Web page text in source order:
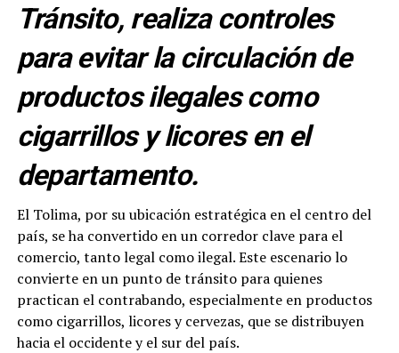
Tránsito, realiza controles
para evitar la circulación de
productos ilegales como
cigarrillos y licores en el
departamento.
El Tolima, por su ubicación estratégica en el centro del
país, se ha convertido en un corredor clave para el
comercio, tanto legal como ilegal. Este escenario lo
convierte en un punto de tránsito para quienes
practican el contrabando, especialmente en productos
como cigarrillos, licores y cervezas, que se distribuyen
hacia el occidente y el sur del país.